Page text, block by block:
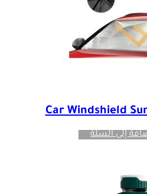
Car Windshield
إلى السلة